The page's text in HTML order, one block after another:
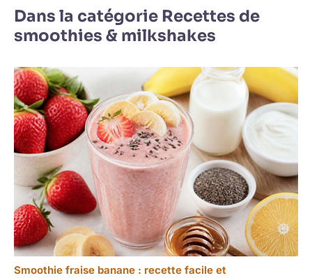
Dans la catégorie Recettes de
smoothies & milkshakes
Smoothie fraise banane : recette facile et